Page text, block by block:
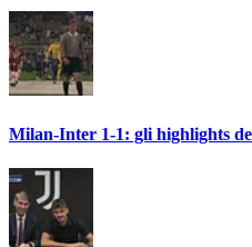
Milan-Inter 1-1: gli highlights